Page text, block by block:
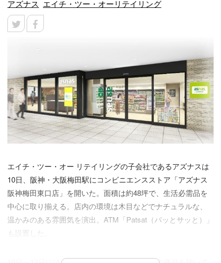
アズナス エイチ・ツー・オーリテイリング
エイチ・ツー・オー リテイリングの子会社であるアズナスは
10日、阪神・大阪梅田駅にコンビニエンスストア「アズナス
阪神梅田東口店」を開いた。面積は約48坪で、生活必需品を
中心に取り揃える。店内の環境は木目などでナチュラルな、
温かみのある雰囲気を演出。ATM「Patsat（パッとサッと）」
も設置した。